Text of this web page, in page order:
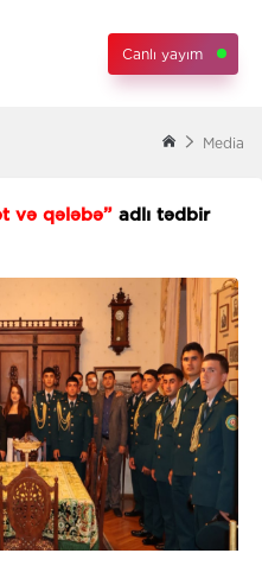
Canlı yayım
Media
və qələbə” adlı tədbir